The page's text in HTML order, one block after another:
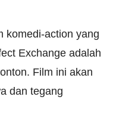
komedi-action yang
Exchange adalah
Film ini akan
dan tegang